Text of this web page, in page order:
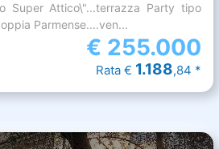
Super Attico\"...terrazza Party tipo
Parmense....ven...
€ 255.000
Rata € 1.188,84 *